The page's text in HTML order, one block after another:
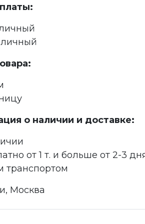
о наличии и доставке:
от 1 т. и больше от 2-3
транспортом
Москва